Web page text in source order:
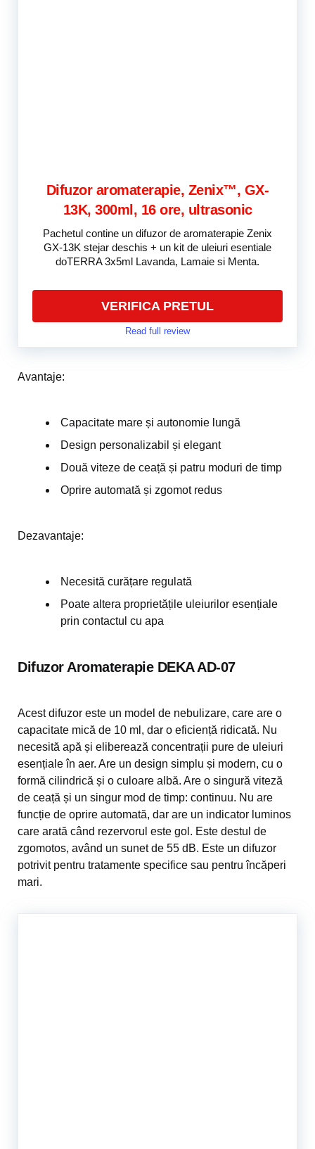
Difuzor aromaterapie, Zenix™, GX-
13K, 300ml, 16 ore, ultrasonic
Pachetul contine un difuzor de aromaterapie Zenix
GX-13K stejar deschis + un kit de uleiuri esentiale
doTERRA 3x5ml Lavanda, Lamaie si Menta.
VERIFICA PRETUL
Read full review
Avantaje:
Capacitate mare și autonomie lungă
Design personalizabil și elegant
Două viteze de ceață și patru moduri de timp
Oprire automată și zgomot redus
Dezavantaje:
Necesită curățare regulată
Poate altera proprietățile uleiurilor esențiale
prin contactul cu apa
Difuzor Aromaterapie DEKA AD-07
Acest difuzor este un model de nebulizare, care are o
capacitate mică de 10 ml, dar o eficiență ridicată. Nu
necesită apă și eliberează concentrații pure de uleiuri
esențiale în aer. Are un design simplu și modern, cu o
formă cilindrică și o culoare albă. Are o singură viteză
de ceață și un singur mod de timp: continuu. Nu are
funcție de oprire automată, dar are un indicator luminos
care arată când rezervorul este gol. Este destul de
zgomotos, având un sunet de 55 dB. Este un difuzor
potrivit pentru tratamente specifice sau pentru încăperi
mari.